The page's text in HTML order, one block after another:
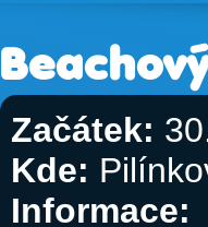
Začátek:
Kde:
Informace: